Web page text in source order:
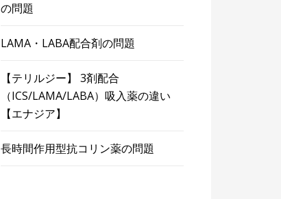
の問題
LAMA・LABA配合剤の問題
【テリルジー】 3剤配合
（ICS/LAMA/LABA）吸入薬の違い
【エナジア】
長時間作用型抗コリン薬の問題